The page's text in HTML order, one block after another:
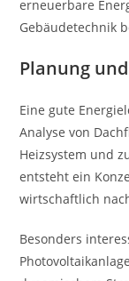
erneuerbare
Gebäudetechnik
Planung
Eine gute
Analyse von
Heizsystem und
entsteht ein
wirtschaftlich
Besonders